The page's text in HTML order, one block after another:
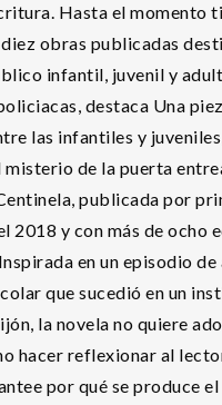
Hasta el momento
obras publicadas
infantil, juvenil y
destaca Una
las infantiles y
misterio de la puerta
publicada por
2018 y con más de ocho
Inspirada en un episodio de
que sucedió en un
la novela no quiere
hacer reflexionar al
por qué se produce